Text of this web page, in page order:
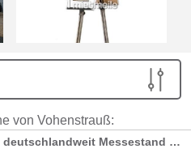
von Vohenstrauß:
Messebau deutschlandweit Messestand komplett schlüsselfertig Traversenstand Beleuchtung Boden Rückwand inkl. Auf- und Abbau